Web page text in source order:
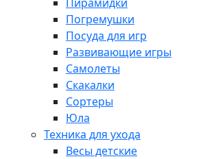
Погремушки
Посуда для игр
Развивающие игры
Самолеты
Скакалки
Сортеры
Юла
Техника для ухода
Весы детские